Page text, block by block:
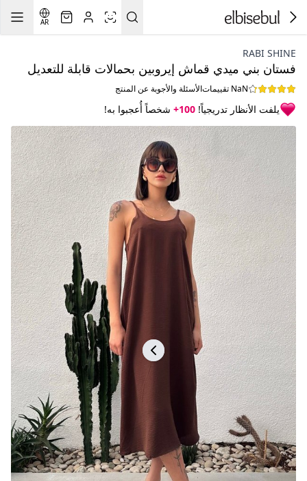
AR
RABI SHINE
فستان بني ميدي قماش إيروبين بحمالات قابلة للتعديل
NaN تقييمات الأسئلة والأجوبة عن المنتج
يلفت الأنظار تدريجياً! 100+ شخصاً أُعجبوا به!